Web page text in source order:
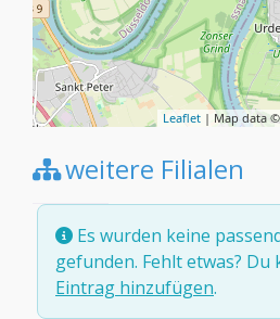
Leaflet | Map data ©
weitere Filialen
Es wurden keine
gefunden. Fehlt etwas? Du
Eintrag hinzufügen.